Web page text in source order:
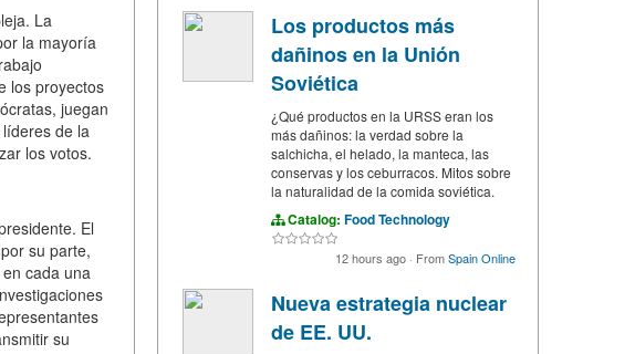
La
la mayoría
los proyectos
juegan
de la
los votos.
El
su parte,
cada una
su
Los productos más
dañinos en la Unión
Soviética
¿Qué productos en la URSS eran los
más dañinos: la verdad sobre la
salchicha, el helado, la manteca, las
conservas y los ceburracos. Mitos sobre
la naturalidad de la comida soviética.
Catalog: Food Technology
12 hours ago · FromSpain Online
Nueva estrategia nuclear
de EE. UU.